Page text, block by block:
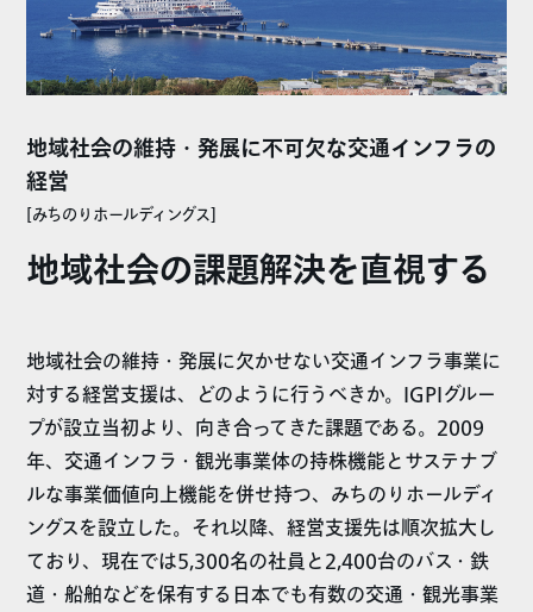
地域社会の維持・発展に不可欠な交通インフラの
経営
[みちのりホールディングス]
地域社会の課題解決を直視する
地域社会の維持・発展に欠かせない交通インフラ事業に
対する経営支援は、どのように行うべきか。IGPIグルー
プが設立当初より、向き合ってきた課題である。2009
年、交通インフラ・観光事業体の持株機能とサステナブ
ルな事業価値向上機能を併せ持つ、みちのりホールディ
ングスを設立した。それ以降、経営支援先は順次拡大し
ており、現在では5,300名の社員と2,400台のバス・鉄
道・船舶などを保有する日本でも有数の交通・観光事業